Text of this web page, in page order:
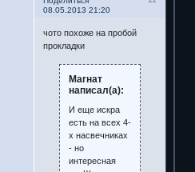
08.05.2013 21:20
чото похоже на пробой
прокладки
Магнат
написал(а):
И еще искра
есть на всех 4-
х насвечниках
- но
интересная